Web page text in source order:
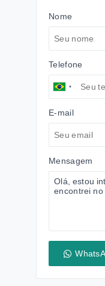
Nome
Telefone
E-mail
Mensagem